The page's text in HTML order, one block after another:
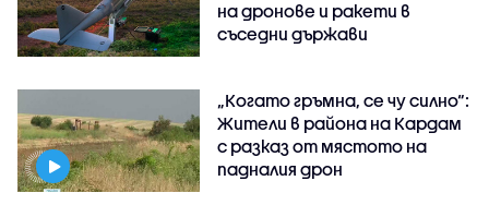
на дронове и ракети в
съседни държави
„Когато гръмна, се чу силно“:
Жители в района на Кардам
с разказ от мястото на
падналия дрон